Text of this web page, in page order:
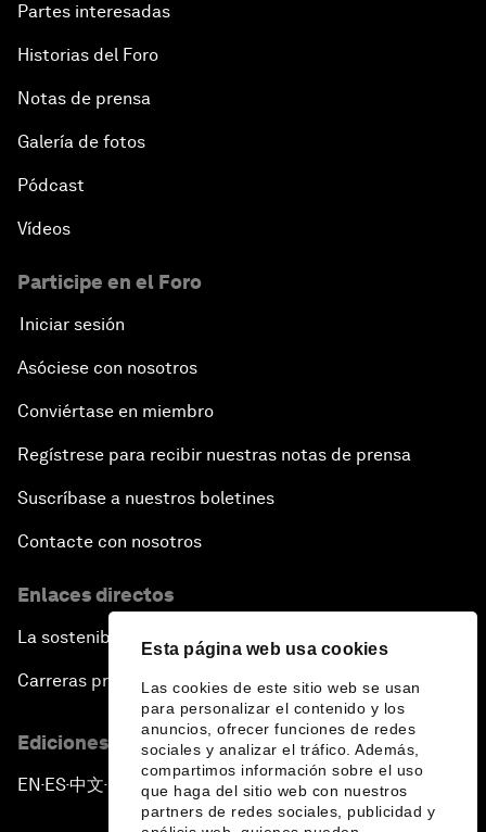
Esta página web usa cookies
Las cookies de este sitio web se usan
para personalizar el contenido y los
anuncios, ofrecer funciones de redes
sociales y analizar el tráfico. Además,
compartimos información sobre el uso
que haga del sitio web con nuestros
partners de redes sociales, publicidad y
Partes interesadas
Historias del Foro
Notas de prensa
Galería de fotos
Pódcast
Vídeos
Participe en el Foro
Iniciar sesión
Asóciese con nosotros
Conviértase en miembro
Regístrese para recibir nuestras notas de prensa
Suscríbase a nuestros boletines
Contacte con nosotros
Enlaces directos
La sostenibilidad en el Foro
Carreras profesionales
Ediciones en otros idiomas
EN ▪ES▪中文▪ 日本語